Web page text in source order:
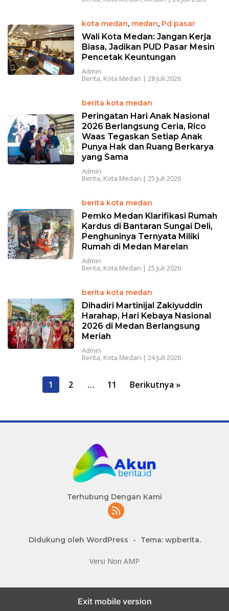
kota medan, medan, Pd pasar
Wali Kota Medan: Jangan Kerja
Biasa, Jadikan PUD Pasar Mesin
Pencetak Keuntungan
Admin
Berita, Kota Medan | 28 Juli 2026
berita kota medan
Peringatan Hari Anak Nasional
2026 Berlangsung Ceria, Rico
Waas Tegaskan Setiap Anak
Punya Hak dan Ruang Berkarya
yang Sama
Admin
Berita, Kota Medan | 25 Juli 2026
berita kota medan
Pemko Medan Klarifikasi Rumah
Kardus di Bantaran Sungai Deli,
Penghuninya Ternyata Miliki
Rumah di Medan Marelan
Admin
Berita, Kota Medan | 25 Juli 2026
berita kota medan
Dihadiri Martinijal Zakiyuddin
Harahap, Hari Kebaya Nasional
2026 di Medan Berlangsung
Meriah
Admin
Berita, Kota Medan | 24 Juli 2026
i
1 2 … 11 Berikutnya »
Terhubung Dengan Kami
Didukung oleh WordPress - Tema: wpberita.
Versi Non AMP
Exit mobile version